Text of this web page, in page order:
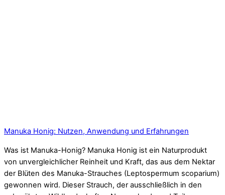
Manuka Honig: Nutzen, Anwendung und Erfahrungen
Was ist Manuka-Honig? Manuka Honig ist ein Naturprodukt
von unvergleichlicher Reinheit und Kraft, das aus dem Nektar
der Blüten des Manuka-Strauches (Leptospermum scoparium)
gewonnen wird. Dieser Strauch, der ausschließlich in den